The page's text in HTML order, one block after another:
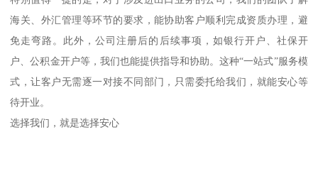
海关、外汇管理等环节的要求，能协助客户顺利完成资质办理，避
免走弯路。此外，公司注册后的后续事项，如银行开户、社保开
户、公积金开户等，我们也能提供指导和协助。这种“一站式”服务模
式，让客户无需逐一对接不同部门，只需委托给我们，就能安心等
待开业。
选择我们，就是选择安心